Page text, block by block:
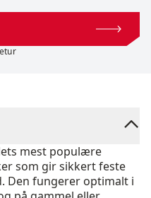
mest populære
som gir sikkert feste
Den fungerer optimalt i